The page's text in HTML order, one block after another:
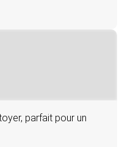
parfait pour un